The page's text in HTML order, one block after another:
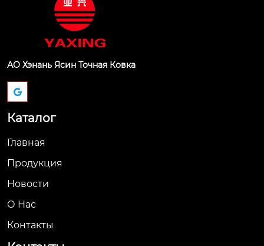
АО Хэнань Ясин Точная Ковка
Каталог
Главная
Продукция
Новости
О Hас
Контакты